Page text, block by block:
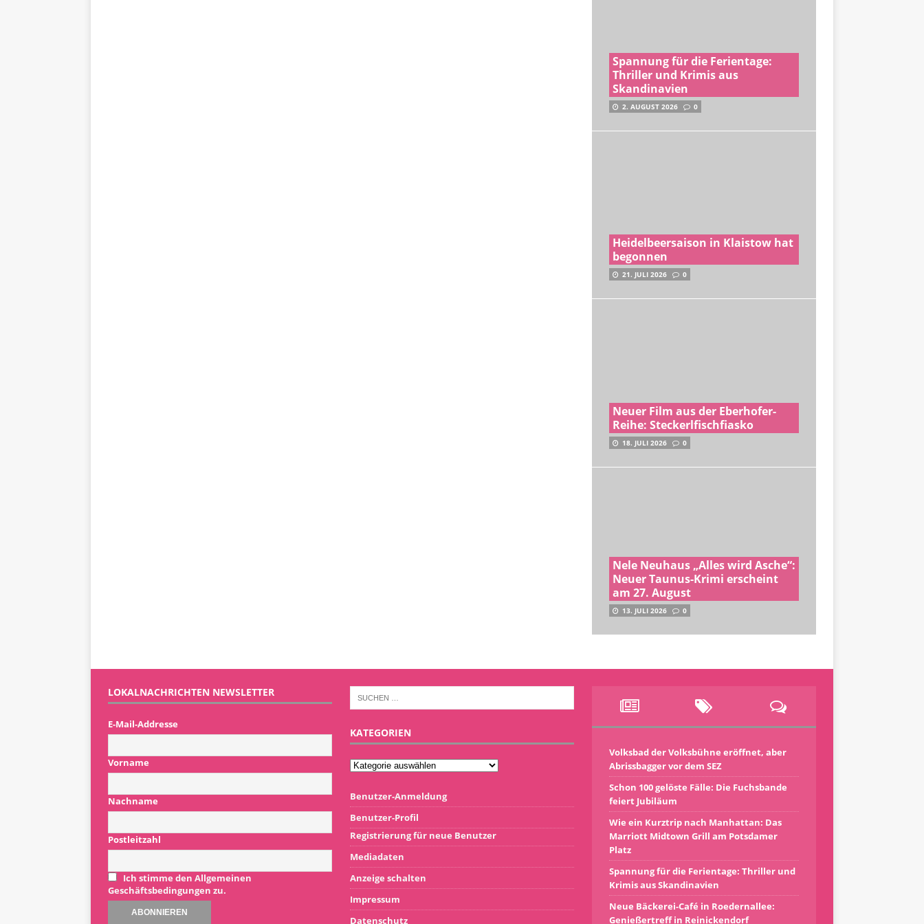
Spannung für die Ferientage:
Thriller und Krimis aus
Skandinavien
2. AUGUST 2026 0
Heidelbeersaison in Klaistow hat
begonnen
21. JULI 2026 0
Neuer Film aus der Eberhofer-
Reihe: Steckerlfischfiasko
18. JULI 2026 0
Nele Neuhaus „Alles wird Asche“:
Neuer Taunus-Krimi erscheint
am 27. August
13. JULI 2026 0
LOKALNACHRICHTEN NEWSLETTER
E-Mail-Addresse
Vorname
Nachname
Postleitzahl
Ich stimme den Allgemeinen
Geschäftsbedingungen zu.
KATEGORIEN
Benutzer-Anmeldung
Benutzer-Profil
Registrierung für neue Benutzer
Mediadaten
Anzeige schalten
Impressum
Datenschutz
Volksbad der Volksbühne eröffnet, aber
Abrissbagger vor dem SEZ
Schon 100 gelöste Fälle: Die Fuchsbande
feiert Jubiläum
Wie ein Kurztrip nach Manhattan: Das
Marriott Midtown Grill am Potsdamer
Platz
Spannung für die Ferientage: Thriller und
Krimis aus Skandinavien
Neue Bäckerei-Café in Roedernallee:
Genießertreff in Reinickendorf